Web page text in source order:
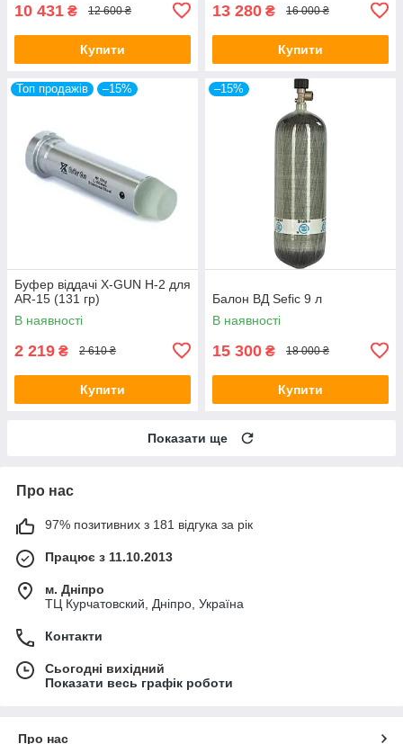
10 431 ₴ 12 600 ₴
Купити
13 280 ₴ 16 000 ₴
Купити
Топ продажів –15%
Буфер віддачі X-GUN H-2 для
AR-15 (131 гр)
В наявності
2 219 ₴ 2 610 ₴
Купити
–15%
Балон ВД Sefic 9 л
В наявності
15 300 ₴ 18 000 ₴
Купити
Показати ще
Про нас
97% позитивних з 181 відгука за рік
Працює з 11.10.2013
м. Дніпро
ТЦ Курчатовский, Дніпро, Україна
Контакти
Сьогодні вихідний
Показати весь графік роботи
Про нас